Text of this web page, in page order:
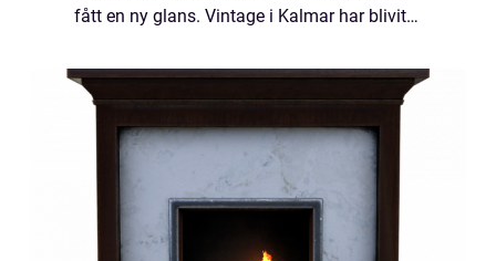
fått en ny glans. Vintage i Kalmar har blivit